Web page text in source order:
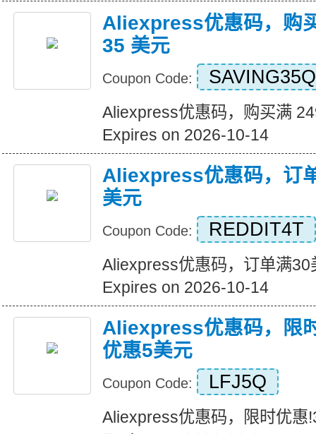
Aliexpress优惠码，购
35 美元
Coupon Code: SAVING35Q
Aliexpress优惠码，购买满
Expires on 2026-10-14
Aliexpress优惠码，订
美元
Coupon Code: REDDIT4T
Aliexpress优惠码，订单满30
Expires on 2026-10-14
Aliexpress优惠码，限
优惠5美元
Coupon Code: LFJ5Q
Aliexpress优惠码，限时优惠